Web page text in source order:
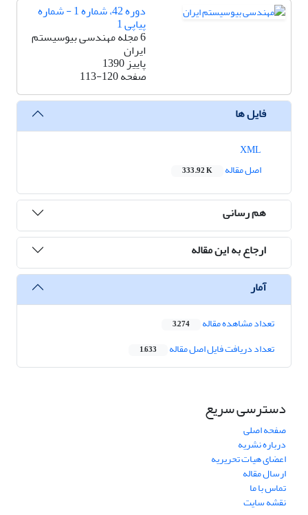
دوره 42، شماره 1 - شماره
پیاپی 1
6 مجله مهندسی بیوسیستم
ایران
پاییز 1390
صفحه113-120
فایل ها
اصل مقاله
333.92 K
هم رسانی
ارجاع به این مقاله
آمار
تعداد مشاهده مقاله 3,274
تعداد دریافت فایل اصل مقاله 1,633
دسترسی سریع
صفحه اصلی
درباره نشریه
اعضای هیات تحریریه
ارسال مقاله
تماس با ما
نقشه سایت